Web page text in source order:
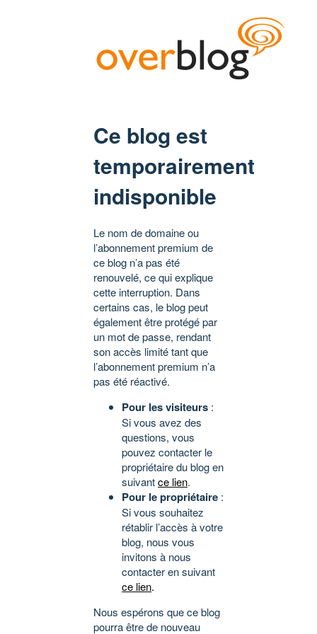
Ce blog est
temporairement
indisponible
Le nom de domaine ou
l’abonnement premium de
ce blog n’a pas été
renouvelé, ce qui explique
cette interruption. Dans
certains cas, le blog peut
également être protégé par
un mot de passe, rendant
son accès limité tant que
l’abonnement premium n’a
pas été réactivé.
Pour les visiteurs :
Si vous avez des
questions, vous
pouvez contacter le
propriétaire du blog en
suivantce lien.
Pour le propriétaire :
Si vous souhaitez
rétablir l’accès à votre
blog, nous vous
invitons à nous
contacter en suivant
ce lien.
Nous espérons que ce blog
pourra être de nouveau